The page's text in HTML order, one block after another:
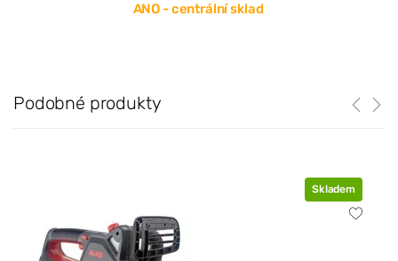
ANO - centrální sklad
Podobné produkty
Skladem